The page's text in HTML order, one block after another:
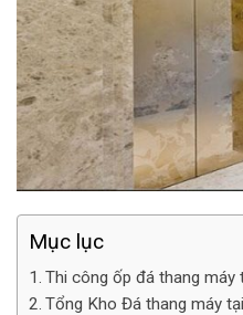
Mục lục
Thi công ốp đá thang máy
Tổng Kho Đá thang máy